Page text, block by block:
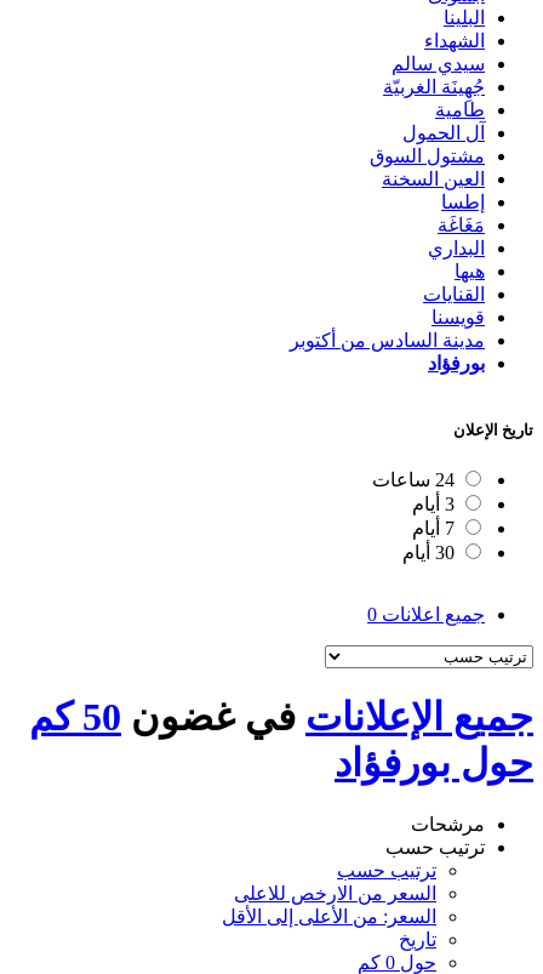
البلينا
الشهداء
سيدي سالم
جُهِينَة الغربيّة
طامية
آل الحمول
مشتول السوق
العين السخنة
إطسا
مَغَاغَة
البداري
هيها
القنايات
قويسنا
مدينة السادس من أكتوبر
بورفؤاد
تاريخ الإعلان
24 ساعات
3 أيام
7 أيام
30 أيام
جميع اعلانات 0
جميع الإعلانات في غضون
50 كم
حول بورفؤاد
مرشحات
ترتيب حسب
ترتيب حسب
السعر من الارخص للاعلى
السعر: من الأعلى إلى الأقل
تاريخ
حول 0 كم